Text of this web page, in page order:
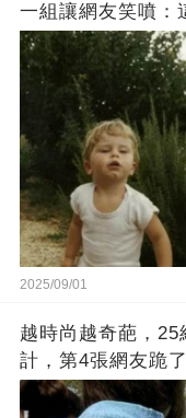
一組讓網友笑噴：
2025/09/01
越時尚越奇葩，
計，第4張網友跪